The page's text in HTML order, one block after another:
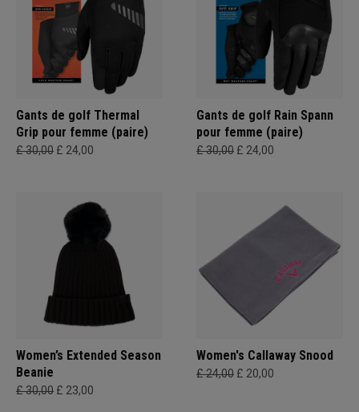
Gants de golf Thermal
Grip pour femme (paire)
£ 30,00 £ 24,00
Gants de golf Rain Spann
pour femme (paire)
£ 30,00 £ 24,00
Women’s Extended Season
Beanie
£ 30,00 £ 23,00
Women's Callaway Snood
£ 24,00 £ 20,00